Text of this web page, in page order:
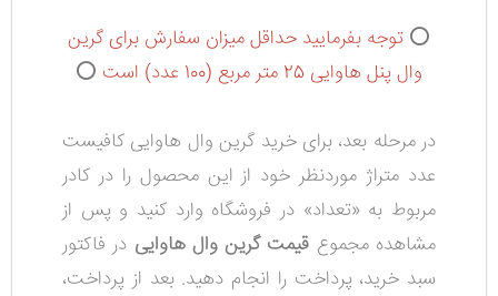
⭕ توجه بفرمایید حداقل میزان سفارش برای گرین
وال پنل هاوایی 25 متر مربع (100 عدد) است
⭕
در مرحله بعد، برای خرید گرین وال هاوایی کافیست
عدد متراژ موردنظر خود از این محصول را در کادر
مربوط به «تعداد» در فروشگاه وارد کنید و پس از
مشاهده مجموع قیمت گرین وال هاوایی در فاکتور
سبد خرید، پرداخت را انجام دهید. بعد از پرداخت،